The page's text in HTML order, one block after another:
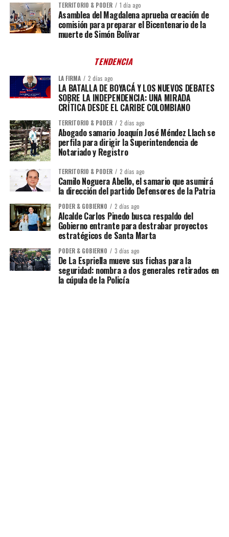
TERRITORIO & PODER 1 día ago
Asamblea del Magdalena aprueba creación de
comisión para preparar el Bicentenario de la
muerte de Simón Bolívar
TENDENCIA
LA FIRMA 2 días ago
LA BATALLA DE BOYACÁ Y LOS NUEVOS DEBATES
SOBRE LA INDEPENDENCIA: UNA MIRADA
CRÍTICA DESDE EL CARIBE COLOMBIANO
TERRITORIO & PODER 2 días ago
Abogado samario Joaquín José Méndez Llach se
perfila para dirigir la Superintendencia de
Notariado y Registro
TERRITORIO & PODER 2 días ago
Camilo Noguera Abello, el samario que asumirá
la dirección del partido Defensores de la Patria
PODER & GOBIERNO 2 días ago
Alcalde Carlos Pinedo busca respaldo del
Gobierno entrante para destrabar proyectos
estratégicos de Santa Marta
PODER & GOBIERNO 3 días ago
De La Espriella mueve sus fichas para la
seguridad: nombra a dos generales retirados en
la cúpula de la Policía